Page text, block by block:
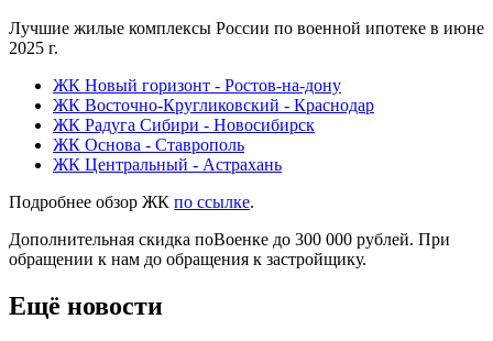
Лучшие жилые комплексы России по военной ипотеке в июне
2025 г.
ЖК Новый горизонт - Ростов-на-дону
ЖК Восточно-Кругликовский - Краснодар
ЖК Радуга Сибири - Новосибирск
ЖК Основа - Ставрополь
ЖК Центральный - Астрахань
Подробнее обзор ЖК по ссылке.
Дополнительная скидка поВоенке до 300 000 рублей. При
обращении к нам до обращения к застройщику.
Ещё новости